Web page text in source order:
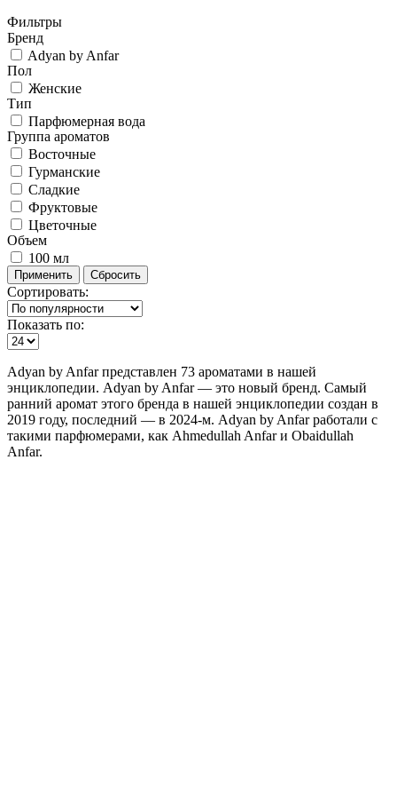
Фильтры
Бренд
Adyan by Anfar
Пол
Женские
Тип
Парфюмерная вода
Группа ароматов
Восточные
Гурманские
Сладкие
Фруктовые
Цветочные
Объем
100 мл
Сортировать:
Показать по:
Adyan by Anfar представлен 73 ароматами в нашей
энциклопедии. Adyan by Anfar — это новый бренд. Самый
ранний аромат этого бренда в нашей энциклопедии создан в
2019 году, последний — в 2024-м. Adyan by Anfar работали с
такими парфюмерами, как Ahmedullah Anfar и Obaidullah
Anfar.